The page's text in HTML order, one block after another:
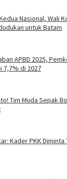
Nasional, Wali
untuk Batam
APBD 2025,
7,7% di 2027
Tim Muda Sepak
Kader PKK